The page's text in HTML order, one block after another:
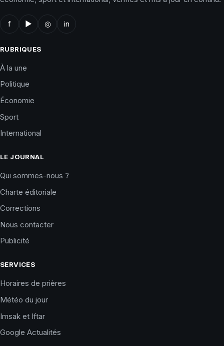
f ▶ ◎ in
RUBRIQUES
À la une
Politique
Économie
Sport
International
LE JOURNAL
Qui sommes-nous ?
Charte éditoriale
Corrections
Nous contacter
Publicité
SERVICES
Horaires de prières
Météo du jour
Imsak et Iftar
Google Actualités